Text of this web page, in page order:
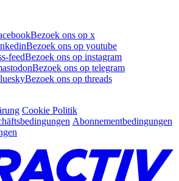
Bezoek ons op x
Bezoek ons op youtube
feedBezoek ons op instagram
Bezoek ons op telegram
Bezoek ons op threads
Cookie Politik
Abonnementbedingungen